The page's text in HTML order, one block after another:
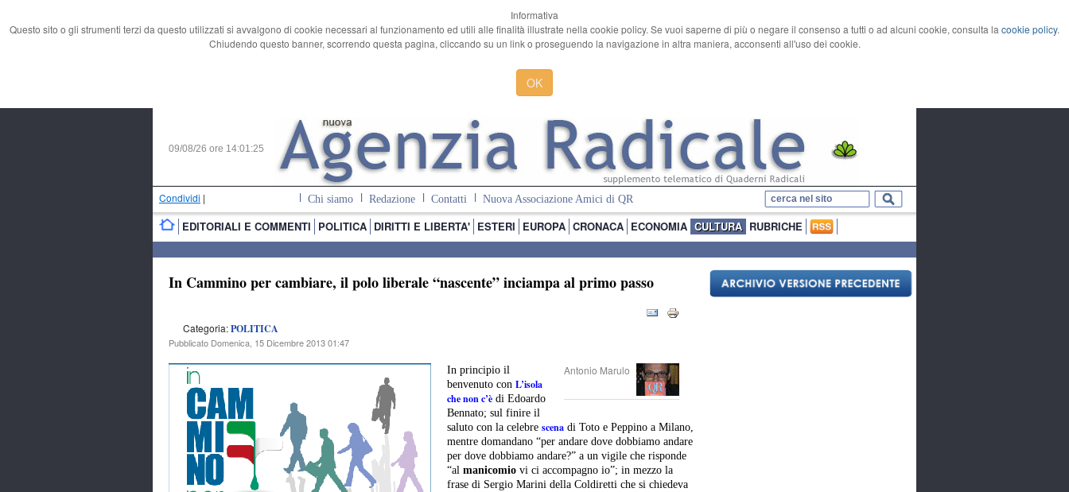
Informativa
Questo sito o gli strumenti terzi da questo utilizzati si avvalgono di cookie necessari al funzionamento ed utili alle finalità illustrate nella cookie policy. Se vuoi saperne di più o negare il consenso a tutti o ad alcuni cookie, consulta la cookie policy.
Chiudendo questo banner, scorrendo questa pagina, cliccando su un link o proseguendo la navigazione in altra maniera, acconsenti all'uso dei cookie.
OK
09/08/26 ore 14:01:26
Condividi | Chi siamo Redazione Contatti Nuova Associazione Amici di QR
EDITORIALI E COMMENTI POLITICA DIRITTI E LIBERTA' ESTERI EUROPA CRONACA ECONOMIA CULTURA RUBRICHE
In Cammino per cambiare, il polo liberale “nascente” inciampa al primo passo
Categoria:POLITICA
Pubblicato Domenica, 15 Dicembre 2013 01:47
Antonio Marulo
In principio il
benvenuto con L’isola
che non c’è di Edoardo
Bennato; sul finire il
saluto con la celebre scena di Toto e Peppino a Milano,
mentre domandano “per andare dove dobbiamo andare
per dove dobbiamo andare?” a un vigile che risponde
“al manicomio vi ci accompagno io”; in mezzo la
frase di Sergio Marini della Coldiretti che si chiedeva